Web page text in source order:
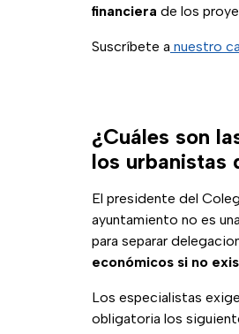
financiera de los
Suscríbete a nuestro
¿Cuáles son
los urbanistas
El presidente del
ayuntamiento no es
para separar
económicos si no
Los especialistas
obligatoria los